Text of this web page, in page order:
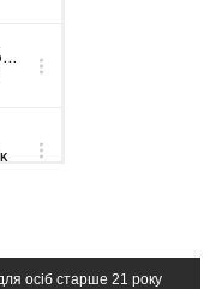
осіб старше 21 року